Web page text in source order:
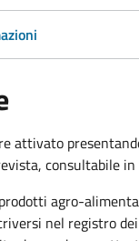
attivato
consultabile in
agro-
nel registro